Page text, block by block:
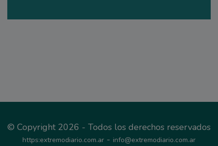
© Copyright 2026 - Todos los derechos reservados
https:extremodiario.com.ar - info@extremodiario.com.ar